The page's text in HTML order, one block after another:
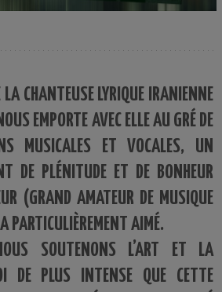
LA CHANTEUSE LYRIQUE IRANIENNE
EMPORTE AVEC ELLE AU GRÉ DE
MUSICALES ET VOCALES, UN
DE PLÉNITUDE ET DE BONHEUR
(GRAND AMATEUR DE MUSIQUE
PARTICULIÈREMENT AIMÉ.
SOUTENONS L’ART ET LA
DE PLUS INTENSE QUE CETTE